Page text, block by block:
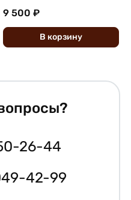
9 500 ₽
В корзину
26-44
42-99